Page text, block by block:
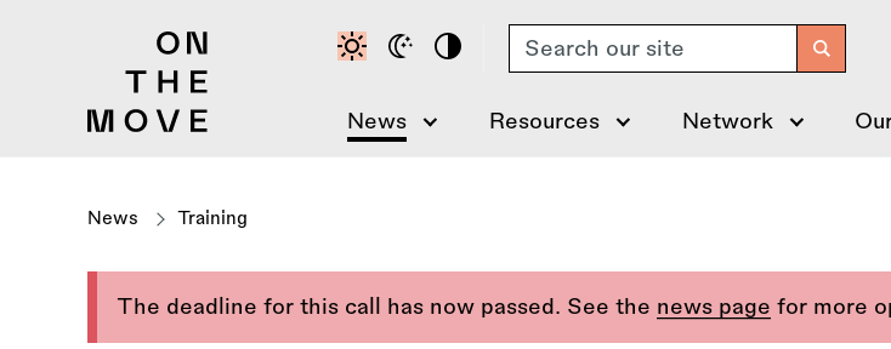
Search
News Resources Network
News Training
The deadline for this call has now passed. See the news page for more